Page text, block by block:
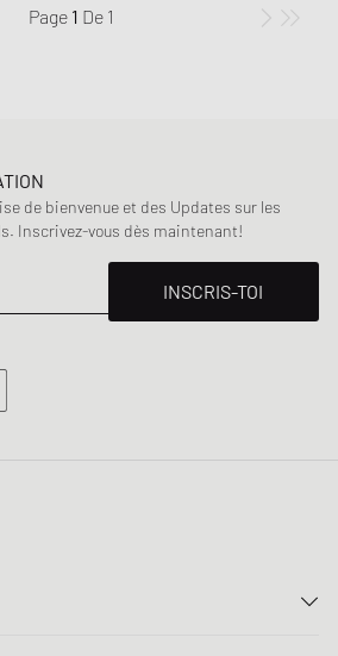
Page 1 De 1
de bienvenue et des Updates sur les
Inscrivez-vous dès maintenant!
INSCRIS-TOI